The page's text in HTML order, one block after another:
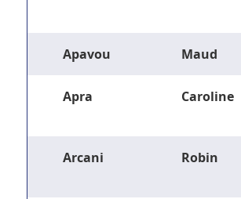
Apavou Maud
Apra Caroline
Arcani Robin